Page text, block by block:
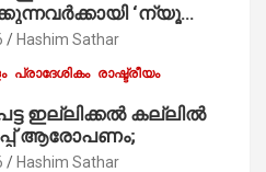
‘ന്യൂ
കാര്‍ഡ് സേവനം
Hashim Sathar
പ്രാദേശികം രാഷ്ട്രീയം
ഇല്ലിക്കൽ കല്ലിൽ
ആരോപണം;
Hashim Sathar